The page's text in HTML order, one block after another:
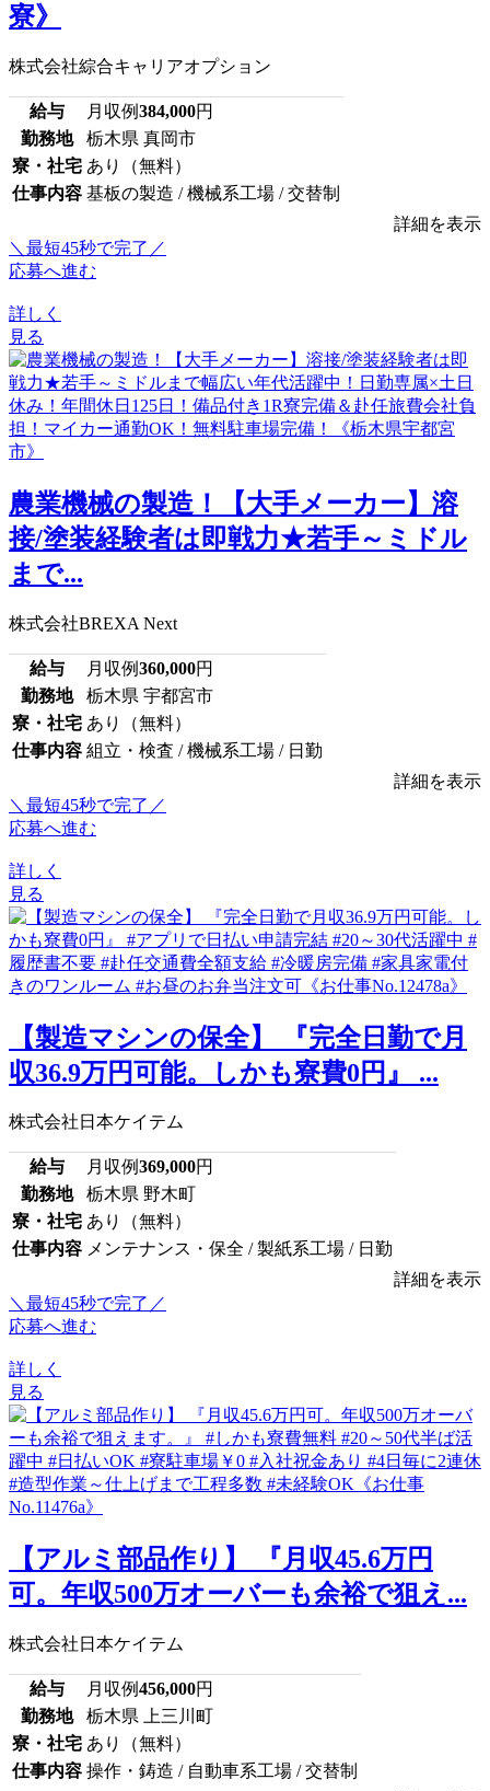
寮》
株式会社綜合キャリアオプション
給与 月収例384,000円
勤務地
栃木県 真岡市
寮・社宅 あり（無料）
仕事内容 基板の製造 / 機械系工場 / 交替制
詳細を表示
＼最短45秒で完了／
応募へ進む
詳しく
見る
農業機械の製造！【大手メーカー】溶
接/塗装経験者は即戦力★若手～ミドル
まで...
株式会社BREXA Next
給与 月収例360,000円
勤務地
栃木県 宇都宮市
寮・社宅 あり（無料）
仕事内容 組立・検査 / 機械系工場 / 日勤
詳細を表示
＼最短45秒で完了／
応募へ進む
詳しく
見る
【製造マシンの保全】 『完全日勤で月
収36.9万円可能。しかも寮費0円』 ...
株式会社日本ケイテム
給与 月収例369,000円
勤務地
栃木県 野木町
寮・社宅 あり（無料）
仕事内容 メンテナンス・保全 / 製紙系工場 / 日勤
詳細を表示
＼最短45秒で完了／
応募へ進む
詳しく
見る
【アルミ部品作り】 『月収45.6万円
可。年収500万オーバーも余裕で狙え...
株式会社日本ケイテム
給与 月収例456,000円
勤務地
栃木県 上三川町
寮・社宅 あり（無料）
仕事内容 操作・鋳造 / 自動車系工場 / 交替制